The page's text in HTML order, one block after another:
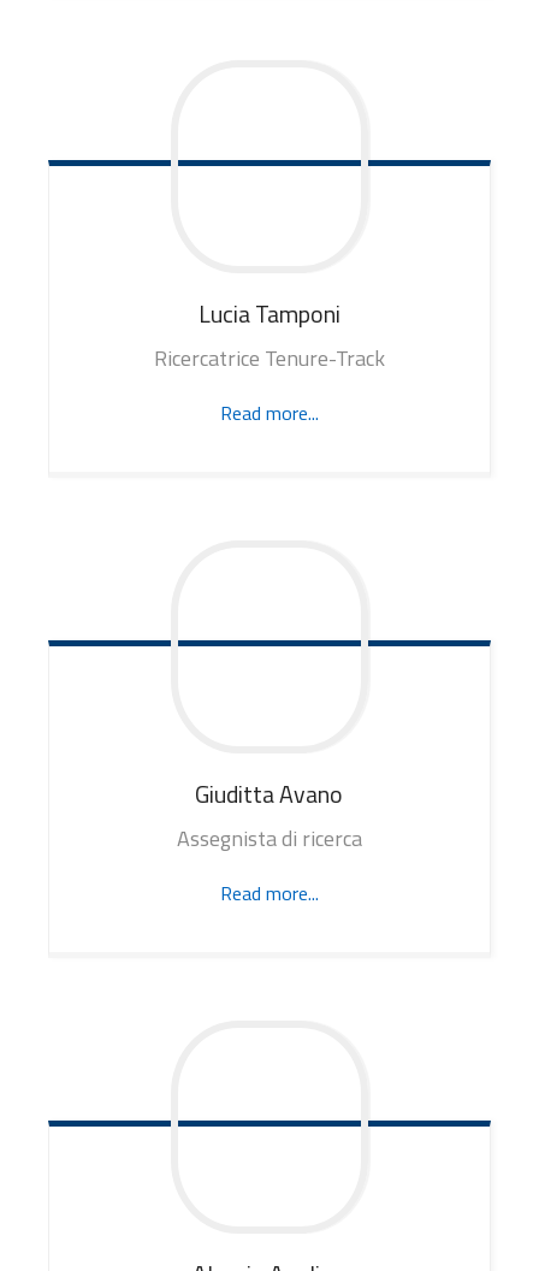
LuciaTamponi
Ricercatrice Tenure-Track
Read more...
GiudittaAvano
Assegnista di ricerca
Read more...